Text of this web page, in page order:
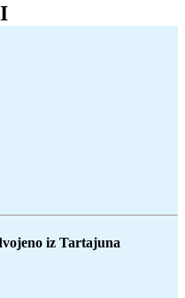
iz Tartajuna